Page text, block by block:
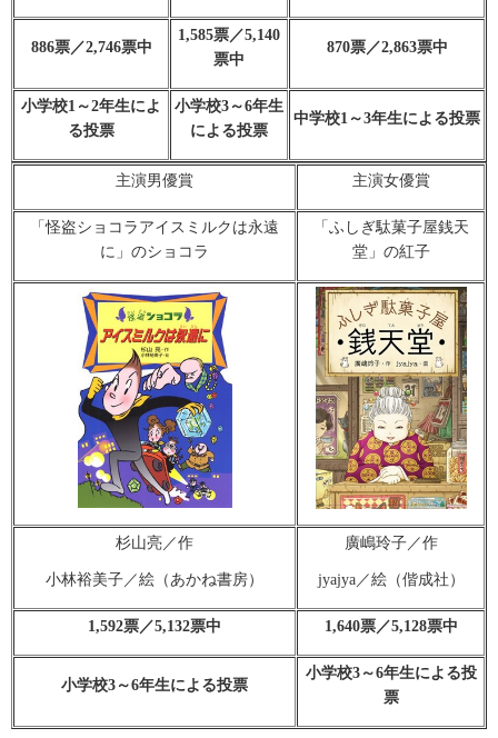
886票／2,746票中
1,585票／5,140
票中
870票／2,863票中
小学校1～2年生によ
る投票
小学校3～6年生
による投票
中学校1～3年生による投票
主演男優賞 主演女優賞
「怪盗ショコラアイスミルクは永遠
に」のショコラ
「ふしぎ駄菓子屋銭天
堂」の紅子
杉山亮／作
小林裕美子／絵（あかね書房）
廣嶋玲子／作
jyajya／絵（偕成社）
1,592票／5,132票中 1,640票／5,128票中
小学校3～6年生による投票
小学校3～6年生による投
票